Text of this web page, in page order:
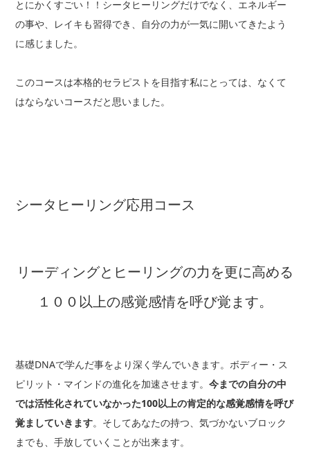
とにかくすごい！！シータヒーリングだけでなく、エネルギー
の事や、レイキも習得でき、自分の力が一気に開いてきたよう
に感じました。
このコースは本格的セラピストを目指す私にとっては、なくて
はならないコースだと思いました。
シータヒーリング応用コース
リーディングとヒーリングの力を更に高める
１００以上の感覚感情を呼び覚ます。
基礎DNAで学んだ事をより深く学んでいきます。ボディー・ス
ピリット・マインドの進化を加速させます。 今までの自分の中
では活性化されていなかった100以上の肯定的な感覚感情を呼び
覚ましていきます。そしてあなたの持つ、気づかないブロック
までも、手放していくことが出来ます。